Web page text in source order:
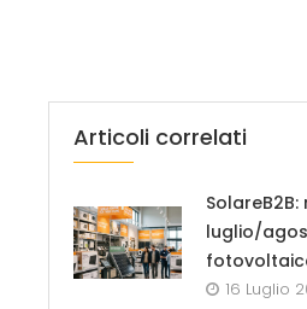
Articoli correlati
luglio/
16 Luglio